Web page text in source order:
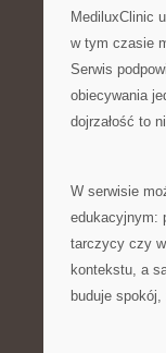
MediluxClinic
w tym czasie
Serwis
obiecywania
dojrzałość to
W serwisie
edukacyjnym:
tarczycy czy
kontekstu, a
buduje